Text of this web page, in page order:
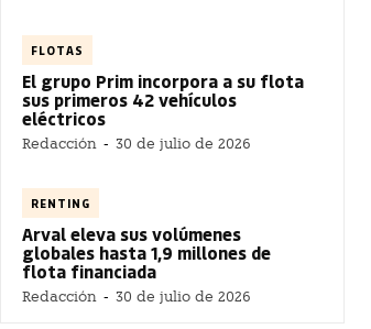
FLOTAS
El grupo Prim incorpora a su flota
sus primeros 42 vehículos
eléctricos
Redacción - 30 de julio de 2026
RENTING
Arval eleva sus volúmenes
globales hasta 1,9 millones de
flota financiada
Redacción - 30 de julio de 2026